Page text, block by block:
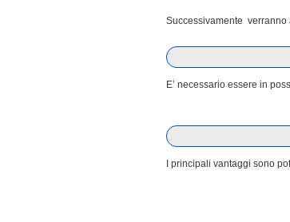
Successivamente verranno
E’ necessario essere in
I principali vantaggi sono